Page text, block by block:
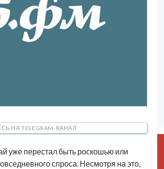
НА TELEGRAM-КАНАЛ
уже перестал быть роскошью или
спроса. Несмотря на это,